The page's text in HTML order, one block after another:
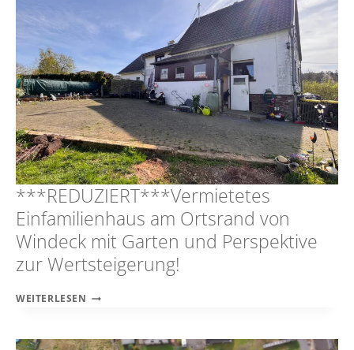
***REDUZIERT***Vermietetes
Einfamilienhaus am Ortsrand von
Windeck mit Garten und Perspektive
zur Wertsteigerung!
WEITERLESEN ***REDUZIERT***VERMIETETES
ORTSRAND